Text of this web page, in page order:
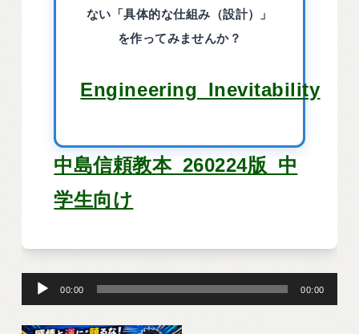
ない「具体的な仕組み（設計）」
を作ってみませんか？
Engineering_Inevitability
中島信頼教本_260224版_中
学生向け
00:00 00:00